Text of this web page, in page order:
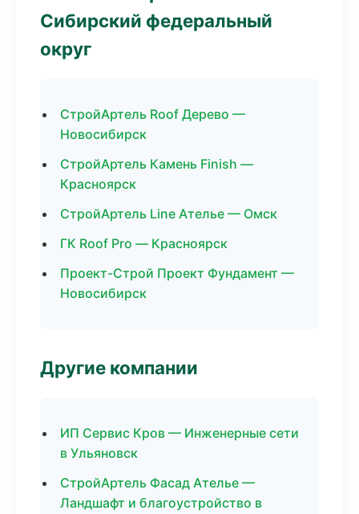
Сибирский федеральный
округ
СтройАртель Roof Дерево —
Новосибирск
СтройАртель Камень Finish —
Красноярск
СтройАртель Line Ателье — Омск
ГК Roof Pro — Красноярск
Проект-Строй Проект Фундамент —
Новосибирск
Другие компании
ИП Сервис Кров — Инженерные сети
в Ульяновск
СтройАртель Фасад Ателье —
Ландшафт и благоустройство в